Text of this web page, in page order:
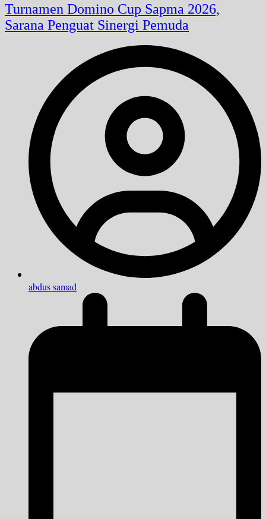
Turnamen Domino Cup Sapma 2026,
Sarana Penguat Sinergi Pemuda
abdus samad